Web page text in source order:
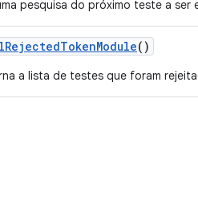
pesquisa do próximo teste a ser
RejectedTokenModule()
a lista de testes que foram